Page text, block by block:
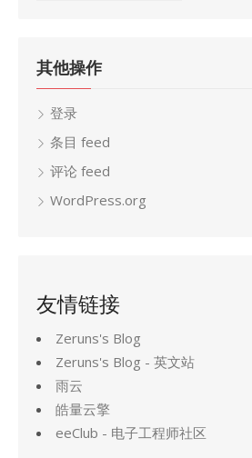
其他操作
登录
条目 feed
评论 feed
WordPress.org
友情链接
Zeruns's Blog
Zeruns's Blog - 英文站
雨云
皓量云擎
eeClub - 电子工程师社区